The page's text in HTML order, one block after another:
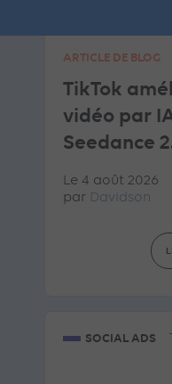
ARTICLE DE BLOG
TikTok
vidéo par
Seedance
Le 4 août 2026
par Davidson
SOCIAL ADS